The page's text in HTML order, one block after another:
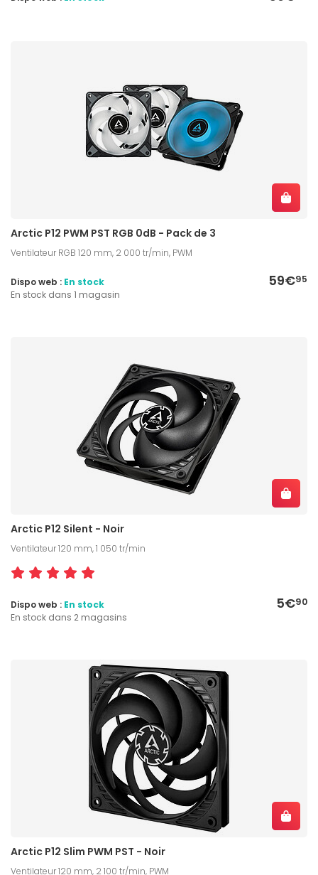
Arctic P12 PWM PST RGB 0dB - Pack de 3
Ventilateur RGB 120 mm, 2 000 tr/min, PWM
59€95
Dispo web : En stock
En stock dans 1 magasin
Arctic P12 Silent - Noir
Ventilateur 120 mm, 1 050 tr/min
5€90
Dispo web : En stock
En stock dans 2 magasins
Arctic P12 Slim PWM PST - Noir
Ventilateur 120 mm, 2 100 tr/min, PWM